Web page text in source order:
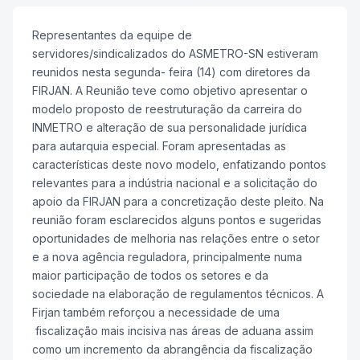
Representantes da equipe de
servidores/sindicalizados do ASMETRO-SN estiveram
reunidos nesta segunda- feira (14) com diretores da
FIRJAN. A Reunião teve como objetivo apresentar o
modelo proposto de reestruturação da carreira do
INMETRO e alteração de sua personalidade jurídica
para autarquia especial. Foram apresentadas as
características deste novo modelo, enfatizando pontos
relevantes para a indústria nacional e a solicitação do
apoio da FIRJAN para a concretização deste pleito. Na
reunião foram esclarecidos alguns pontos e sugeridas
oportunidades de melhoria nas relações entre o setor
e a nova agência reguladora, principalmente numa
maior participação de todos os setores e da
sociedade na elaboração de regulamentos técnicos. A
Firjan também reforçou a necessidade de uma
fiscalização mais incisiva nas áreas de aduana assim
como um incremento da abrangência da fiscalização